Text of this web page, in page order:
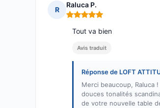
R
Raluca P.
Note : 5 sur 5
Tout va bien
Avis traduit
Réponse de LOFT
Merci beaucoup, Raluca
douces tonalités
de votre nouvelle table